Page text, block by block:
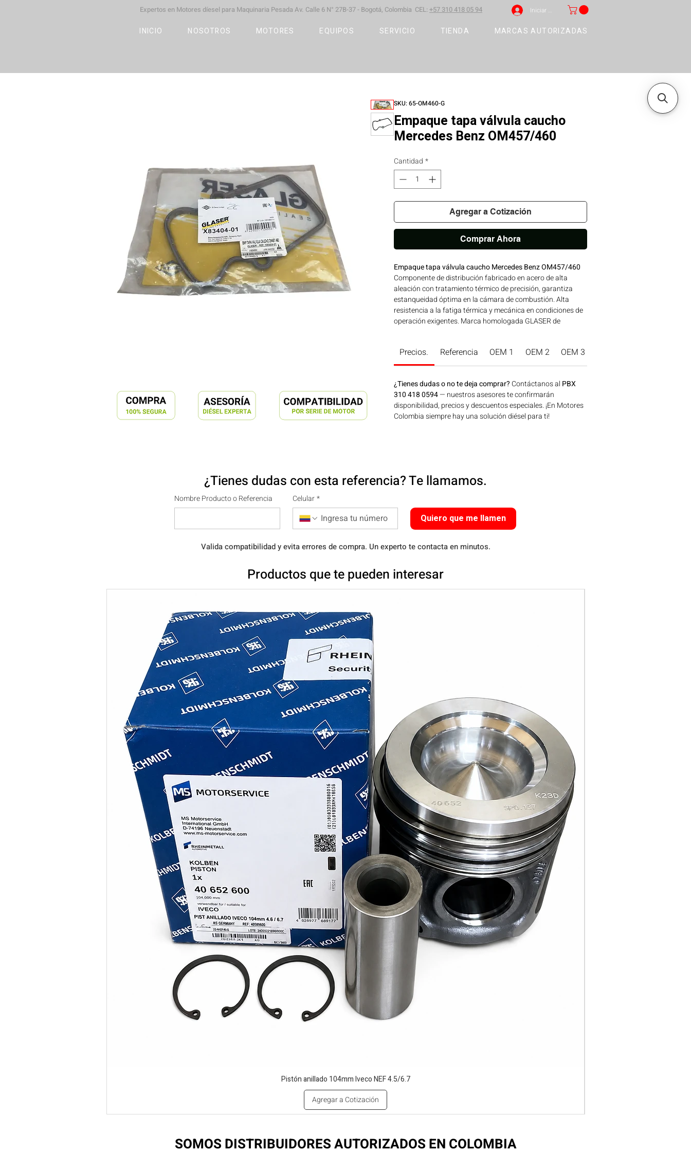
Expertos en Motores díesel para Maquinaria Pesada Av. Calle 6 N° 27B-37 - Bogotá, Colombia CEL: +57 310 418 05 94 Iniciar sesión
INICIO NOSOTROS MOTORES EQUIPOS SERVICIO TIENDA MARCAS AUTORIZADAS
SKU: 65-OM460-G
Empaque tapa válvula caucho
Mercedes Benz OM457/460
Cantidad *
Agregar a Cotización
Comprar Ahora
Empaque tapa válvula caucho Mercedes Benz OM457/460
Componente de distribución fabricado en acero de alta
aleación con tratamiento térmico de precisión, garantiza
estanqueidad óptima en la cámara de combustión. Alta
resistencia a la fatiga térmica y mecánica en condiciones de
operación exigentes. Marca homologada GLASER de
MERCEDES BENZ Ideal para aplicaciones en maquinaria
agrícola, construcción, minería y generación de energía
Motores Colombia.
Precios. Referencia OEM 1 OEM 2 OEM 3
¿Tienes dudas o no te deja comprar? Contáctanos al PBX
310 418 0594— nuestros asesores te confirmarán
disponibilidad, precios y descuentos especiales. ¡En Motores
Colombia siempre hay una solución diésel para ti!
¿Tienes dudas con esta referencia? Te llamamos.
Nombre Producto o Referencia Celular *
Quiero que me llamen
Valida compatibilidad y evita errores de compra. Un experto te contacta en minutos.
Productos que te pueden interesar
Pistón anillado 104mm Iveco NEF 4.5/6.7
Agregar a Cotización
SOMOS DISTRIBUIDORES AUTORIZADOS EN COLOMBIA